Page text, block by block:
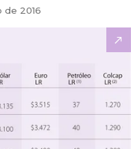
de 2016